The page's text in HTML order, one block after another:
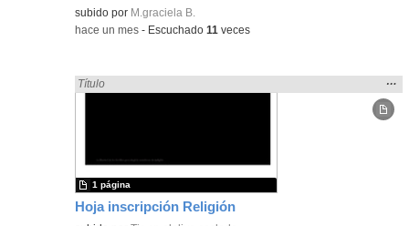
Contenido educativo.
subido por M.graciela B.
-hace un mes - Escuchado11 veces
Hoja inscripción Religión
Encontrado «Religión» en:
Título
la
…
1 página